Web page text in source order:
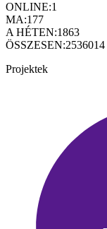
ONLINE:1
MA:177
A HÉTEN:1863
ÖSSZESEN:2536014
Projektek